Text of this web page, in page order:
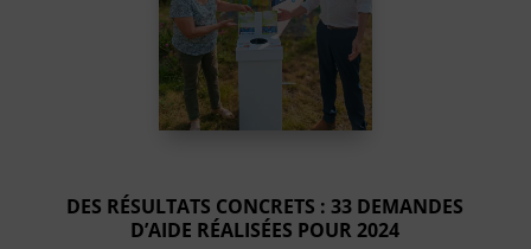
DES RÉSULTATS CONCRETS : 33 DEMANDES
D’AIDE RÉALISÉES POUR 2024